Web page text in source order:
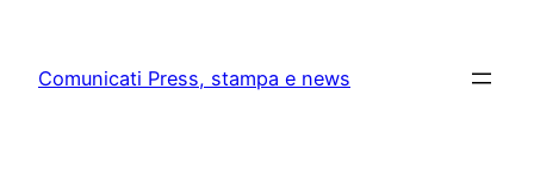
content
Comunicati Press, stampa e news